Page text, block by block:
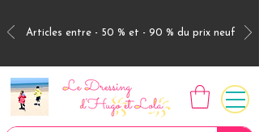
Articles entre - 50 % et - 90 % du prix neuf